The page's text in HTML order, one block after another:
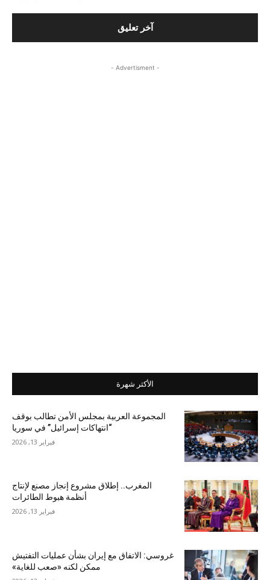
- Advertisment -
الأكثر شهرة
المجموعة العربية بمجلس الأمن تطالب بوقف
“انتهاكات إسرائيل” في سوريا
فبراير 13, 2026
المغرب.. إطلاق مشروع إنجاز مصنع لإنتاج
أنظمة هبوط الطائرات
فبراير 13, 2026
غروسي: الاتفاق مع إيران بشأن عمليات التفتيش
ممكن لكنه «صعب للغاية»